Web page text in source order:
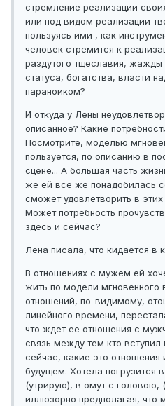
стремление реализации
или под видом реализации
пользуясь ими , как
человек стремится к
раздутого тщеславия, жажды
статуса, богатства, власти
параноиком?
И откуда у Лены
описанное? Какие
Посмотрите, моделью
пользуется, по описанию в
сцене... А большая часть
же ей все же понадобилась
сможет удовлетворить в
Может потребность
здесь и сейчас?
Лена писала, что кидается в
В отношениях с мужем ей
жить по модели мгновенного
отношений, по-видимому,
линейного времени,
что ждет ее отношения с
связь между тем кто вступил
сейчас, какие это отношения
будущем. Хотела погрузится
(утрирую), в омут с головою,
иллюзорно предполагая, что